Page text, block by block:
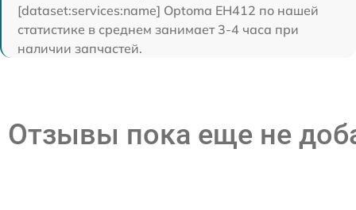
[dataset:services:name] Optoma EH412 по нашей
статистике в среднем занимает 3-4 часа при
наличии запчастей.
Отзывы пока еще не